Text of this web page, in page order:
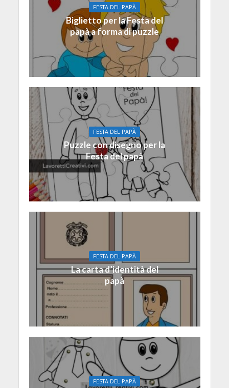
FESTA DEL PAPÀ
Biglietto per la Festa del
papà a forma di puzzle
FESTA DEL PAPÀ
Puzzle con disegno per la
Festa del papà
FESTA DEL PAPÀ
La carta d’identità del
papà
FESTA DEL PAPÀ